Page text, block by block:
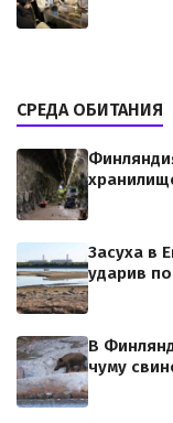
СРЕДА ОБИТАНИЯ
Засуха в
ударив
В
чуму